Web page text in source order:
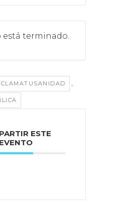
está terminado.
,
ESTE
EVENTO